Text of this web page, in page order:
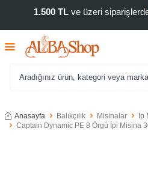
1.500 TLve üzeri
Anasayfa Balıkçılık Misinalar
İp
Captain Dynamic PE 8 Örgü İpi Misina